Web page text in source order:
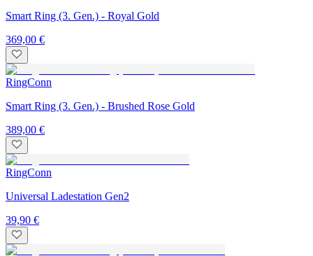
Smart Ring (3. Gen.) - Royal Gold
369,00 €
RingConn
Smart Ring (3. Gen.) - Brushed Rose Gold
389,00 €
RingConn
Universal Ladestation Gen2
39,90 €